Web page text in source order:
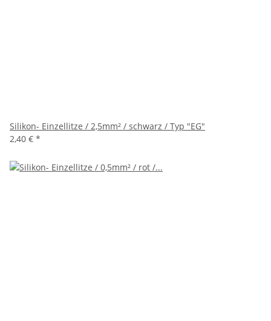
Silikon- Einzellitze / 2,5mm² / schwarz / Typ "EG"
2,40 € *